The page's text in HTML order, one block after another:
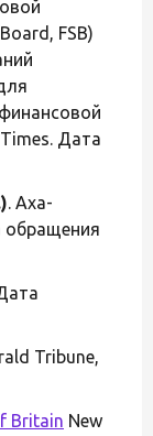
FSB)
Дата
. Axa-
обращения
Tribune,
Britain New